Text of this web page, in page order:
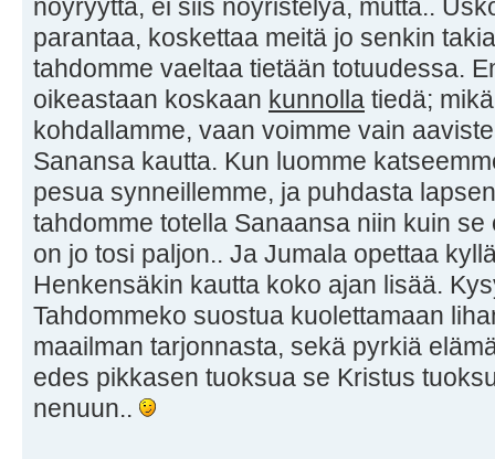
nöyryyttä, ei siis nöyristelyä, mutta..
parantaa, koskettaa meitä jo senkin
tahdomme vaeltaa tietään totuudessa.
oikeastaan koskaan kunnolla tiedä;
kohdallamme, vaan voimme vain
Sanansa kautta. Kun luomme
pesua synneillemme, ja puhdasta
tahdomme totella Sanaansa niin kuin
on jo tosi paljon.. Ja Jumala opettaa
Henkensäkin kautta koko ajan lisää.
Tahdommeko suostua kuolettamaan
maailman tarjonnasta, sekä pyrkiä
edes pikkasen tuoksua se Kristus
nenuun..